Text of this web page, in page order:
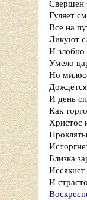
Свершен
Гуляет
Все на
Ликуют
И
Умело
Но
И день
Как
Христос
Близка
И